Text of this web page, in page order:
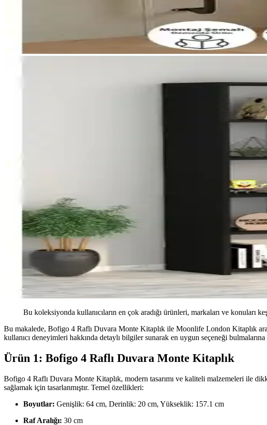
Bu koleksiyonda kullanıcıların en çok aradığı ürünleri, markaları ve konuları
Bu makalede, Bofigo 4 Raflı Duvara Monte Kitaplık ile Moonlife London Kitaplık
kullanıcı deneyimleri hakkında detaylı bilgiler sunarak en uygun seçeneği bulmalarına
Ürün 1: Bofigo 4 Raflı Duvara Monte Kitaplık
Bofigo 4 Raflı Duvara Monte Kitaplık, modern tasarımı ve kaliteli malzemeleri ile
sağlamak için tasarlanmıştır. Temel özellikleri:
Boyutlar: Genişlik: 64 cm, Derinlik: 20 cm, Yükseklik: 157.1 cm
Raf Aralığı: 30 cm